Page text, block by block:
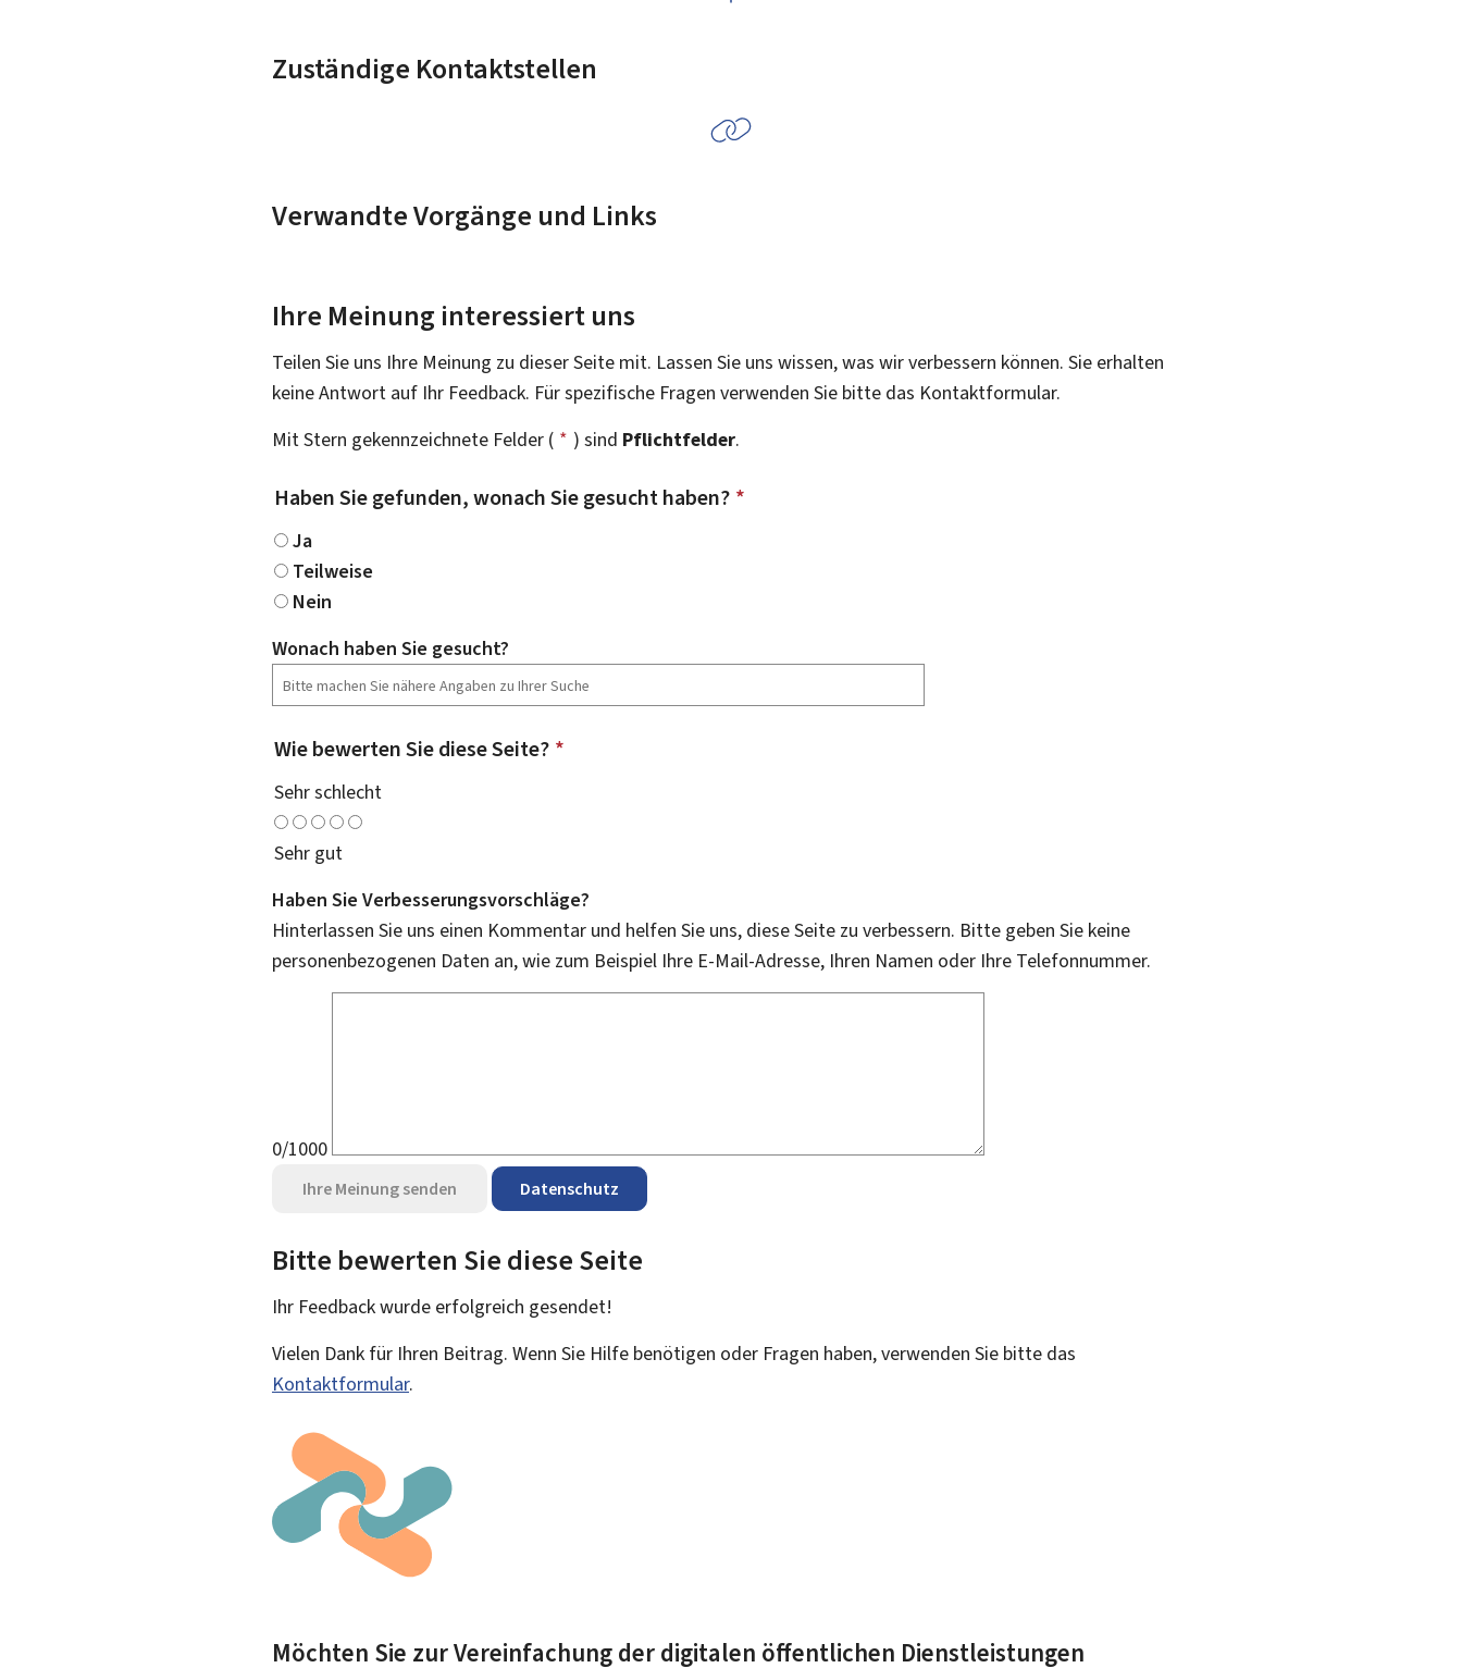
Zuständige Kontaktstellen
Verwandte Vorgänge und Links
Ihre Meinung interessiert uns
Teilen Sie uns Ihre Meinung zu dieser Seite mit. Lassen Sie uns wissen, was wir verbessern können. Sie erhalten
keine Antwort auf Ihr Feedback. Für spezifische Fragen verwenden Sie bitte das Kontaktformular.
Mit Stern gekennzeichnete Felder ( * ) sind Pflichtfelder.
Haben Sie gefunden, wonach Sie gesucht haben? *
Ja
Teilweise
Nein
Wonach haben Sie gesucht?
Wie bewerten Sie diese Seite? *
Sehr schlecht
Sehr gut
Haben Sie Verbesserungsvorschläge?
Hinterlassen Sie uns einen Kommentar und helfen Sie uns, diese Seite zu verbessern. Bitte geben Sie keine
personenbezogenen Daten an, wie zum Beispiel Ihre E-Mail-Adresse, Ihren Namen oder Ihre Telefonnummer.
0/1000
Ihre Meinung senden Datenschutz
Bitte bewerten Sie diese Seite
Ihr Feedback wurde erfolgreich gesendet!
Vielen Dank für Ihren Beitrag. Wenn Sie Hilfe benötigen oder Fragen haben, verwenden Sie bitte das
Kontaktformular.
Möchten Sie zur Vereinfachung der digitalen öffentlichen Dienstleistungen